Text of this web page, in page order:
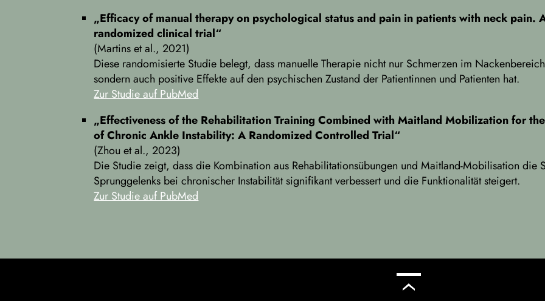
„Efficacy of manual therapy on psychological status and pain in patients with neck pain.
randomized clinical trial“
(Martins et al., 2021)
Diese randomisierte Studie belegt, dass manuelle Therapie nicht nur Schmerzen im
sondern auch positive Effekte auf den psychischen Zustand der Patientinnen und Patienten hat.
Zur Studie auf PubMed
„Effectiveness of the Rehabilitation Training Combined with Maitland Mobilization for
of Chronic Ankle Instability: A Randomized Controlled Trial“
(Zhou et al., 2023)
Die Studie zeigt, dass die Kombination aus Rehabilitationsübungen und Maitland-Mobilisation die
Sprunggelenks bei chronischer Instabilität signifikant verbessert und die Funktionalität steigert.
Zur Studie auf PubMed